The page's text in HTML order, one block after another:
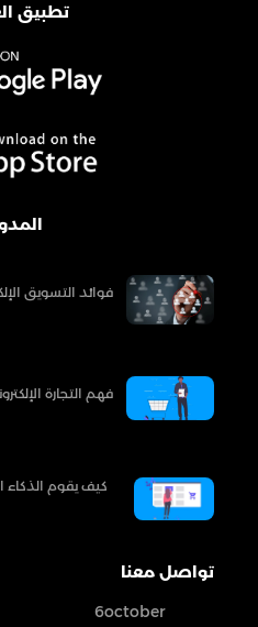
تطبيق
فوائد التسويق
فهم التجارة
كيف يقوم الذكاء
تواصل معنا
6october